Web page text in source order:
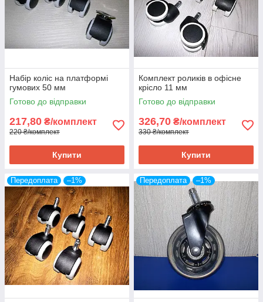
Набір коліс на платформі
гумових 50 мм
Готово до відправки
217,80 ₴/комплект
220 ₴/комплект
Купити
Комплект роликів в офісне
крісло 11 мм
Готово до відправки
326,70 ₴/комплект
330 ₴/комплект
Купити
Передоплата –1% Передоплата –1%